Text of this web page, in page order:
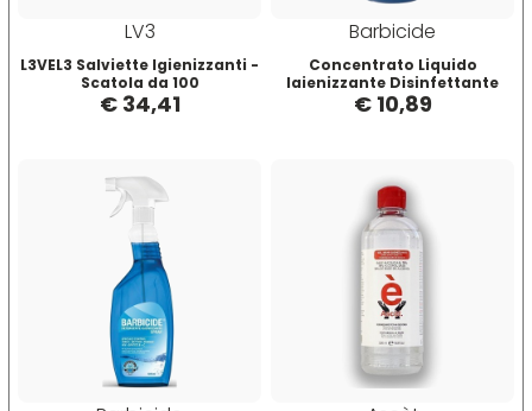
Selective
Sibel
Structura
Suavecito
Susan Darnell
TANGLE TEEZER
Technique
Tecnofilati
TecnoTurbo
LV3
L3VEL3 Salviette Igienizzanti -
Scatola da 100
€ 34,41
Barbicide
Concentrato Liquido
Igienizzante Disinfettante
500ml
€ 10,89